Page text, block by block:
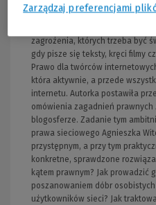
know-how o określonej wartości
zagrożenia, których trzeba być
gdy pisze się teksty, kręci filmy
Prawo dla twórców
która aktywnie, a przede
internetu. Autorka postawiła
omówienia zagadnień
blogosferze. Zadanie tym
prawa sieciowego Agnieszka
przystępnym, a przy tym
konkretne, sprawdzone
kątem prawnym? Jak prowadzić
poszanowaniem dóbr
użytkowników sieci? Jak
Zarządzaj preferencjami